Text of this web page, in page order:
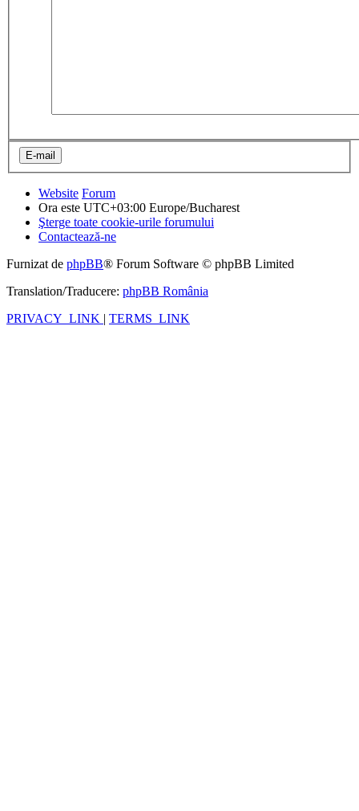
Website Forum
Ora este UTC+03:00 Europe/Bucharest
Şterge toate cookie-urile forumului
Contactează-ne
Furnizat de phpBB® Forum Software © phpBB Limited
Translation/Traducere: phpBB România
PRIVACY_LINK | TERMS_LINK